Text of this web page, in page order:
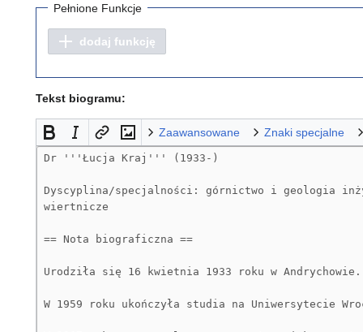
Pełnione Funkcje
dodaj funkcję
Tekst biogramu:
Zaawansowane Znaki specjalne